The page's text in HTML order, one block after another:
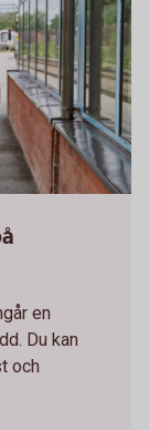
en
Du kan
och